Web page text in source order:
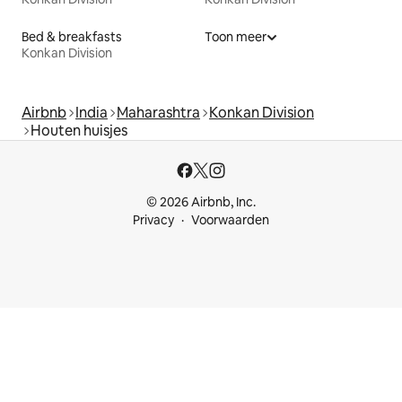
Bed & breakfasts
Konkan Division
Toon meer
Airbnb India Maharashtra Konkan Division
Houten huisjes
© 2026 Airbnb, Inc.
Privacy
Voorwaarden